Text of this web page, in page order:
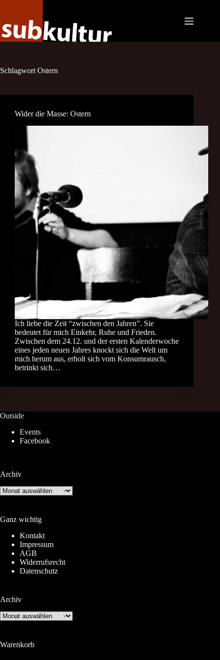
Schlagwort Ostern
Wider die Masse: Ostern
Ich liebe die Zeit “zwischen den Jahren”. Sie
bedeutet für mich Einkehr, Ruhe und Frieden.
Zwischen dem 24.12. und der ersten Kalenderwoche
eines jeden neuen Jahres knockt sich die Welt um
mich herum aus, erholt sich vom Konsumrausch,
betrinkt sich…
Outside
Events
Facebook
Archiv
Archiv
Ganz wichtig
Kontakt
Impressum
AGB
Widerrufsrecht
Datenschutz
Archiv
Archiv
Warenkorb